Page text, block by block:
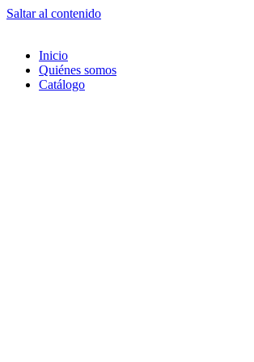
Saltar al contenido
Inicio
Quiénes somos
Catálogo